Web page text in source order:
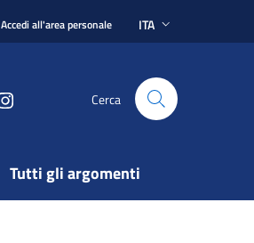
Accedi all'area personale ITA
Cerca
Tutti gli argomenti